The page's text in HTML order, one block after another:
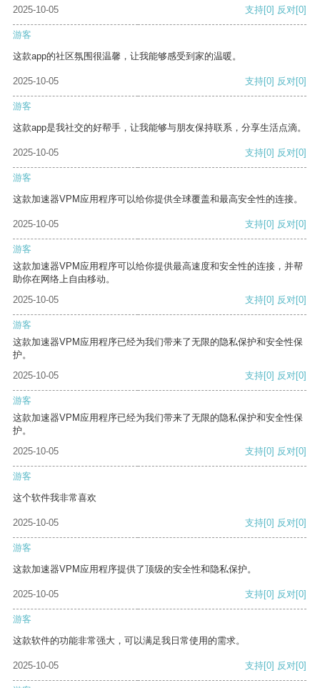
2025-10-05 支持[0] 反对[0]
游客
这款app的社区氛围很温馨，让我能够感受到家的温暖。
2025-10-05 支持[0] 反对[0]
游客
这款app是我社交的好帮手，让我能够与朋友保持联系，分享生活点滴。
2025-10-05 支持[0] 反对[0]
游客
这款加速器VPM应用程序可以给你提供全球覆盖和最高安全性的连接。
2025-10-05 支持[0] 反对[0]
游客
这款加速器VPM应用程序可以给你提供最高速度和安全性的连接，并帮
助你在网络上自由移动。
2025-10-05
支持[0] 反对[0]
游客
这款加速器VPM应用程序已经为我们带来了无限的隐私保护和安全性保
护。
2025-10-05
支持[0] 反对[0]
游客
这款加速器VPM应用程序已经为我们带来了无限的隐私保护和安全性保
护。
2025-10-05
支持[0] 反对[0]
游客
这个软件我非常喜欢
2025-10-05 支持[0] 反对[0]
游客
这款加速器VPM应用程序提供了顶级的安全性和隐私保护。
2025-10-05 支持[0] 反对[0]
游客
这款软件的功能非常强大，可以满足我日常使用的需求。
2025-10-05 支持[0] 反对[0]